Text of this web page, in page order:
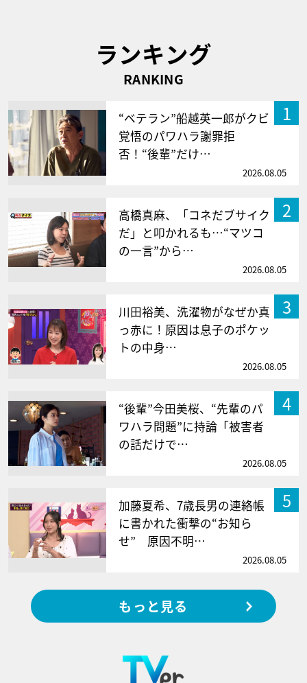
ランキング
RANKING
1
“ベテラン”船越英一郎がクビ
覚悟のパワハラ謝罪拒
否！“後輩”だけ…
2026.08.05
2
高橋真麻、「コネだブサイク
だ」と叩かれるも…“マツコ
の一言”から…
2026.08.05
3
川田裕美、洗濯物がなぜか真
っ赤に！原因は息子のポケッ
トの中身…
2026.08.05
4
“後輩”今田美桜、“先輩のパ
ワハラ問題”に持論「被害者
の話だけで…
2026.08.05
5
加藤夏希、7歳長男の連絡帳
に書かれた衝撃の“お知ら
せ” 原因不明…
2026.08.05
もっと見る